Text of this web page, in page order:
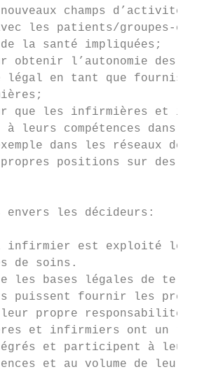
champs
les patients/groupes-
la santé impliquées;
obtenir l’autonomie des
légal en tant que
que les infirmières et
à leurs compétences dans de
dans les réseaux de
positions sur des
envers les décideurs:
infirmier est exploité lors
de soins.
les bases légales de
puissent fournir les
propre responsabilité –
et infirmiers ont un
et participent à leur
et au volume de leurs